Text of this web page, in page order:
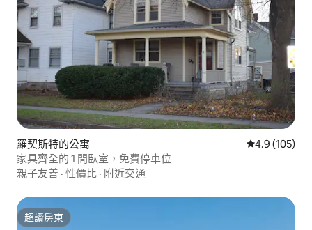
羅契斯特的公寓 從 105 則評
4.9 (105)
家具齊全的 1 間臥室，免費停車位
親子友善 · 性價比 · 附近交通
超讚房東
超讚房東